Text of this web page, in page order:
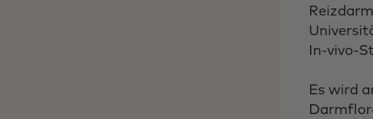
In-vivo-
Es wird